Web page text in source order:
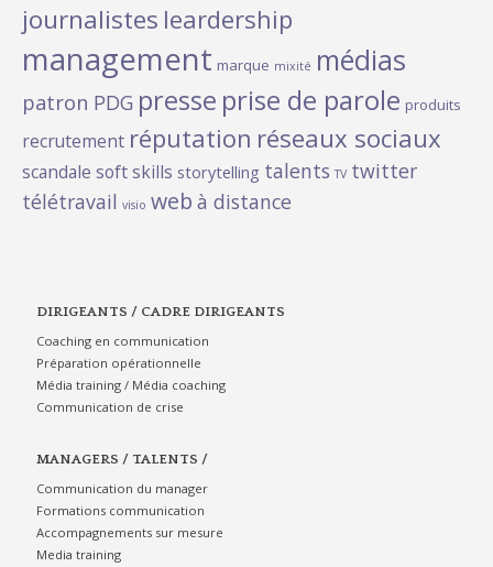
journalistes leardership
management marque mixité médias
patron PDG presse prise de parole produits
recrutement réputation réseaux sociaux
scandale soft skills storytelling talents TV twitter
télétravail visio web à distance
DIRIGEANTS / CADRE DIRIGEANTS
Coaching en communication
Préparation opérationnelle
Média training / Média coaching
Communication de crise
MANAGERS / TALENTS /
Communication du manager
Formations communication
Accompagnements sur mesure
Media training